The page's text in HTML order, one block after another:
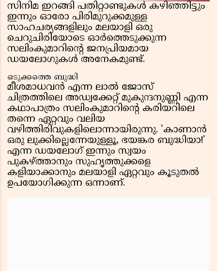
സിനിമ ഇറങ്ങി പതിറ്റാണ്ടുകൾ കഴിഞ്ഞിട്ടും
ഇന്നും ഓരോ പിരിമുറുക്കമുള്ള
സാഹചര്യങ്ങളിലും മലയാളി ഒരു
ചെറുചിരിയോടെ ഓർത്തെടുക്കുന്ന
സലിംകുമാറിന്റെ ജനപ്രിയമായ
ഡയലോഗുകൾ അനേകമുണ്ട്.
ഒടുക്കത്തെ ബുദ്ധി
മീശമാധവൻ എന്ന ലാൽ ജോസ്
ചിത്രത്തിലെ അഡ്വക്കേറ്റ് മുകുന്ദനുണ്ണി എന്ന
കഥാപാത്രം സലിംകുമാറിന്റെ കരിയറിലെ
തന്നെ ഏറ്റവും വലിയ
വഴിത്തിരിവുകളിലൊന്നായിരുന്നു. 'കാണാൻ
ഒരു ലുക്കില്ലെന്നേയുള്ളൂ, ഭയങ്കര ബുദ്ധിയാ!'
എന്ന ഡയലോഗ് ഇന്നും സ്വയം
പുകഴ്ത്താനും സുഹൃത്തുക്കളെ
കളിയാക്കാനും മലയാളി ഏറ്റവും കൂടുതൽ
ഉപയോഗിക്കുന്ന ഒന്നാണ്.